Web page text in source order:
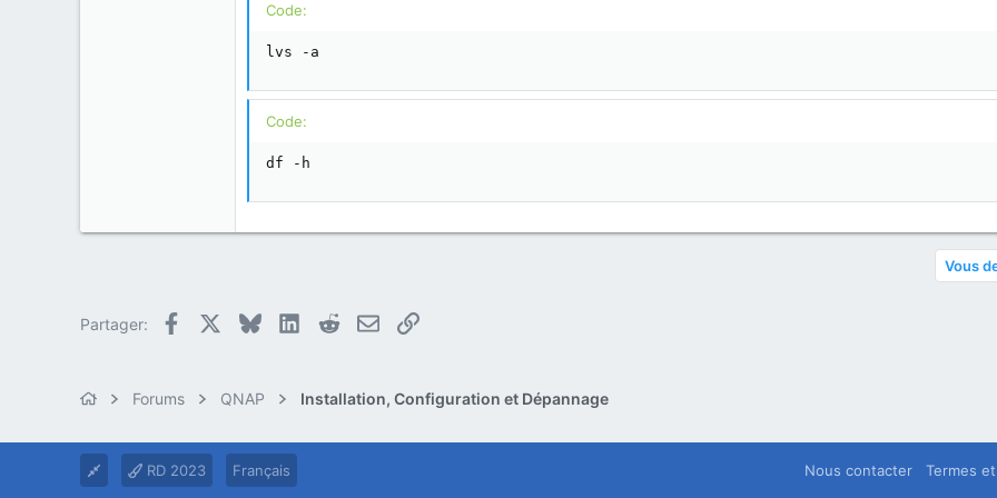
Code:
lvs -a
Code:
df -h
Vous
Partager: Facebook BlueskyLinkedIn
RedditE-mailLien
Forums QNAP Installation, Configuration et Dépannage
RD 2023 Français Nous contacter Termes